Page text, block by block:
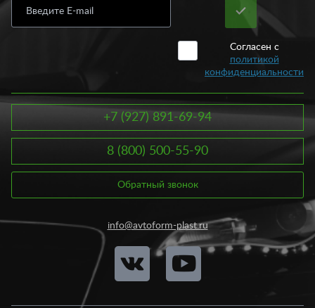
Согласен с
политикой
конфиденциальности
+7 (927) 891-69-94
8 (800) 500-55-90
Обратный звонок
info@avtoform-plast.ru